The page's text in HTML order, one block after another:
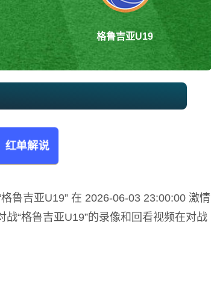
格鲁吉亚U19
红单解说
鲁吉亚U19” 在 2026-06-03 23:00:00 激情
“格鲁吉亚U19”的录像和回看视频在对战